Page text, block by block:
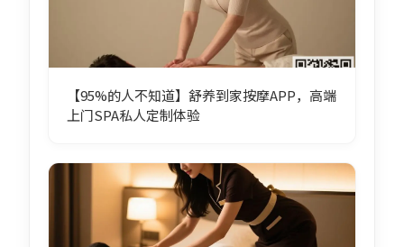
【95%的人不知道】舒养到家按摩APP，高端
上门SPA私人定制体验